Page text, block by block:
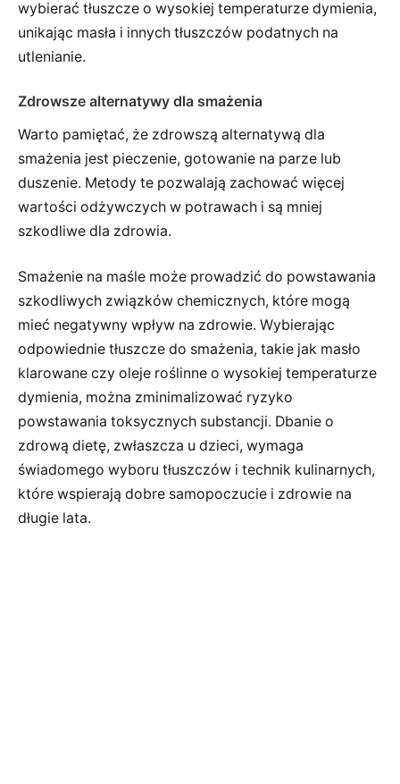
wybierać tłuszcze o wysokiej temperaturze dymienia,
unikając masła i innych tłuszczów podatnych na
utlenianie.
Zdrowsze alternatywy dla smażenia
Warto pamiętać, że zdrowszą alternatywą dla
smażenia jest pieczenie, gotowanie na parze lub
duszenie. Metody te pozwalają zachować więcej
wartości odżywczych w potrawach i są mniej
szkodliwe dla zdrowia.
Smażenie na maśle może prowadzić do powstawania
szkodliwych związków chemicznych, które mogą
mieć negatywny wpływ na zdrowie. Wybierając
odpowiednie tłuszcze do smażenia, takie jak masło
klarowane czy oleje roślinne o wysokiej temperaturze
dymienia, można zminimalizować ryzyko
powstawania toksycznych substancji. Dbanie o
zdrową dietę, zwłaszcza u dzieci, wymaga
świadomego wyboru tłuszczów i technik kulinarnych,
które wspierają dobre samopoczucie i zdrowie na
długie lata.